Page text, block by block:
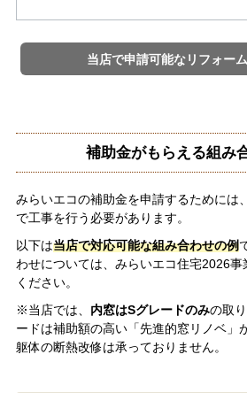
当店で申請可能なリフォー
補助金がもらえる組み
みらいエコの補助金を申請するためには、
で工事を行う必要があります。
以下は当店で対応可能な組み合わせの例
わせについては、みらいエコ住宅2026
ください。
※当店では、 内窓はSグレードのみの取
ードは補助額の高い「先進的窓リノベ」
躯体の断熱改修は承っておりません。